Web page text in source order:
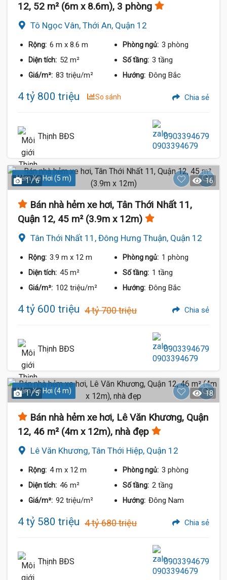
12, 52 m² (6m x 8.6m), 3 phòng
Tô Ngọc Vân, Thới An, Quận 12
Rộng: 6 m x 8.6 m Phòng ngủ: 3 phòng
Diện tích: 52 m² Số tầng: 3 tầng
Giá/m²: 83 triệu/m² Hướng: Đông Bắc
4 tỷ 800 triệu So sánh Chia sẻ
Thịnh BĐS 0903394679
Hẻm Xe Hơi (5 m)
1 / 6 16
Bán nhà hẻm xe hơi, Tân Thới Nhất 11,
Quận 12, 45 m² (3.9m x 12m)
Tân Thới Nhất 11, Đông Hưng Thuận, Quận 12
Rộng: 3.9 m x 12 m Phòng ngủ: 1 phòng
Diện tích: 45 m² Số tầng: 1 tầng
Giá/m²: 102 triệu/m² Hướng: Đông Bắc
4 tỷ 600 triệu 4 tỷ 700 triệu Chia sẻ
Thịnh BĐS 0903394679
Hẻm Xe Hơi (4 m)
1 / 5 18
Bán nhà hẻm xe hơi, Lê Văn Khương, Quận
12, 46 m² (4m x 12m), nhà đẹp
Lê Văn Khương, Tân Thới Hiệp, Quận 12
Rộng: 4 m x 12 m Phòng ngủ: 3 phòng
Diện tích: 46 m² Số tầng: 2 tầng
Giá/m²: 92 triệu/m² Hướng: Đông Nam
4 tỷ 580 triệu 4 tỷ 680 triệu Chia sẻ
Thịnh BĐS 0903394679